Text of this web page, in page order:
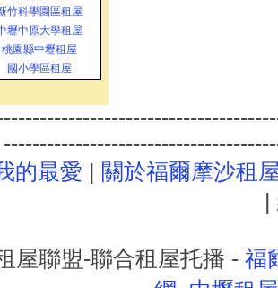
竹科學園區租屋
壢中原大學租屋
桃園縣中壢租屋
國小學區租屋
的最愛 | 關於福爾摩沙租
|
屋聯盟-聯合租屋托播 - 福